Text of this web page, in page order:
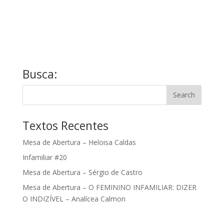
Busca:
Textos Recentes
Mesa de Abertura – Heloisa Caldas
Infamiliar #20
Mesa de Abertura – Sérgio de Castro
Mesa de Abertura – O FEMININO INFAMILIAR: DIZER
O INDIZÍVEL – Analícea Calmon